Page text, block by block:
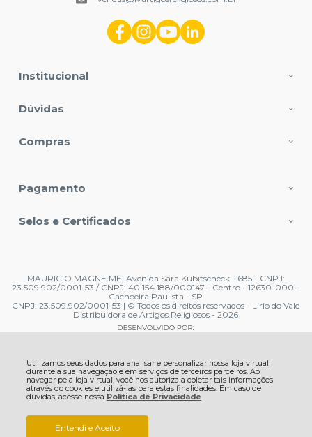
Utilizamos seus dados para analisar e personalizar nossa loja virtual
durante a sua navegação e em serviços de terceiros parceiros. Ao
navegar pela loja virtual, você nos autoriza a coletar tais informações
através do cookies e utilizá-las para estas finalidades. Em caso de
dúvidas, acesse nossa Política de Privacidade
Entendi e Aceito
Institucional
Dúvidas
Compras
Pagamento
Selos e Certificados
MAURICIO MAGNE ME, Avenida Sara Kubitscheck - 685 - CNPJ:
23.509.902/0001-53 / CNPJ: 40.154.188/000147 - Centro - 12630-000 -
Cachoeira Paulista - SP
CNPJ: 23.509.902/0001-53 | © Todos os direitos reservados - Lirio do Vale
Distribuidora de Artigos Religiosos - 2026